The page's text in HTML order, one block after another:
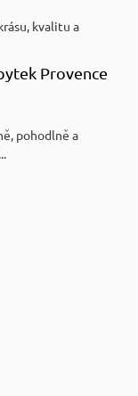
kvalitu a
Provence
pohodlně a